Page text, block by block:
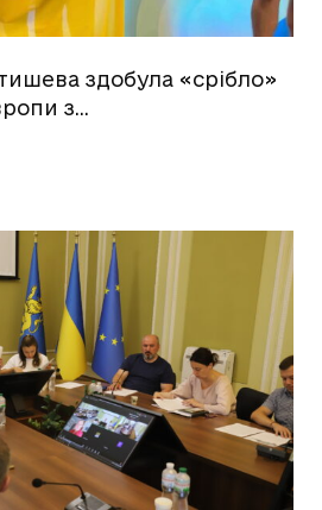
здобула «срібло»
з…